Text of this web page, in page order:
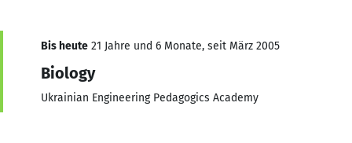
Bis heute 21 Jahre und 6 Monate, seit März 2005
Biology
Ukrainian Engineering Pedagogics Academy